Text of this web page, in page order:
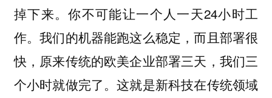
掉下来。你不可能让一个人一天24小时工
作。我们的机器能跑这么稳定，而且部署很
快，原来传统的欧美企业部署三天，我们三
个小时就做完了。这就是新科技在传统领域